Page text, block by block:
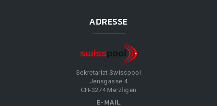
ADRESSE
Sekretariat Swisspool
Jensgasse 4
CH-3274 Merzligen
E-MAIL